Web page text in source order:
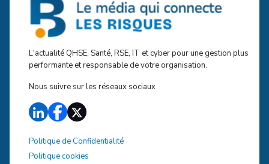
L'actualité QHSE, Santé, RSE, IT et cyber pour une gestion plus
performante et responsable de votre organisation.
Nous suivre sur les réseaux sociaux
Politique de Confidentialité
Politique cookies